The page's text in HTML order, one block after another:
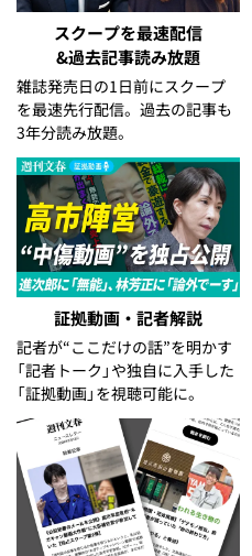
スクープを最速配信
&過去記事読み放題
雑誌発売日の1日前にスクープ
を最速先行配信。過去の記事も
3年分読み放題。
証拠動画・記者解説
記者が“ここだけの話”を明かす
「記者トーク」や独自に入手した
「証拠動画」を視聴可能に。